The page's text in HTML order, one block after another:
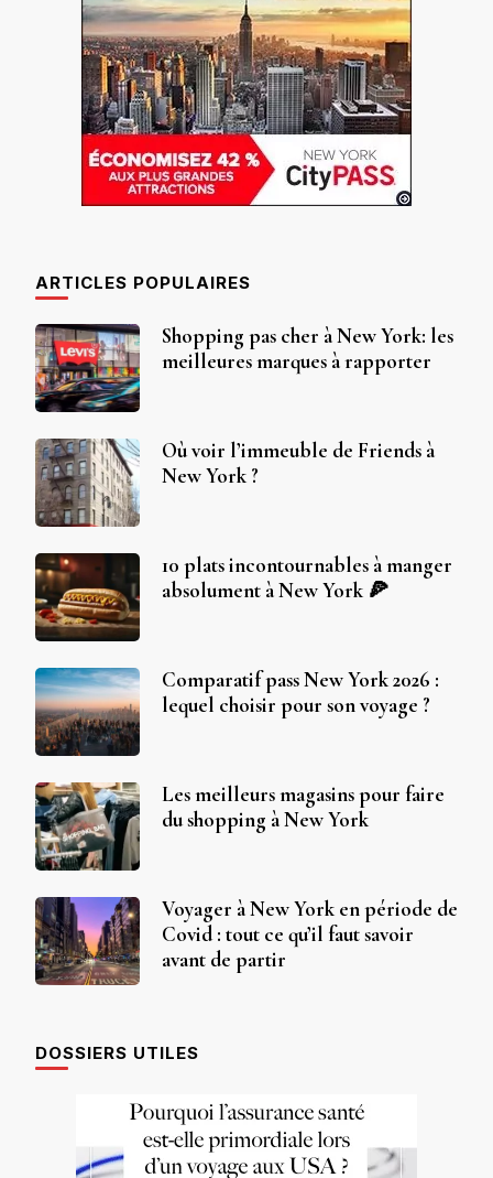
ARTICLES POPULAIRES
Shopping pas cher à New York: les
meilleures marques à rapporter
Où voir l’immeuble de Friends à
New York ?
10 plats incontournables à manger
absolument à New York 🍕
Comparatif pass New York 2026 :
lequel choisir pour son voyage ?
Les meilleurs magasins pour faire
du shopping à New York
Voyager à New York en période de
Covid : tout ce qu’il faut savoir
avant de partir
DOSSIERS UTILES